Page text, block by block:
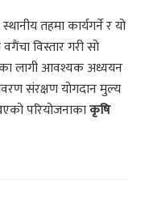
तहमा कार्यगर्ने र यो
विस्तार गरी सो
लागी आवश्यक अध्ययन
संरक्षण योगदान मुल्य
परियोजनाकाकृषि